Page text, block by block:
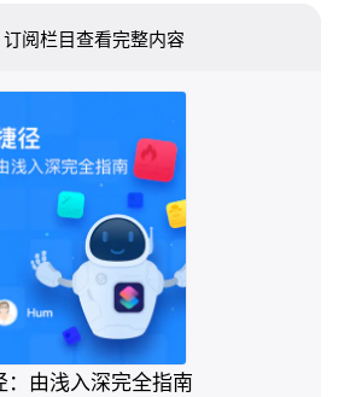
订阅栏目查看完整内容
：由浅入深完全指南